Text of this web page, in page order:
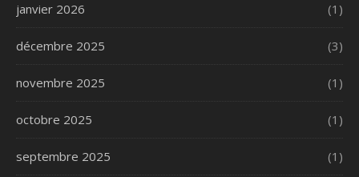
janvier 2026 (1)
décembre 2025 (3)
novembre 2025 (1)
octobre 2025 (1)
septembre 2025 (1)